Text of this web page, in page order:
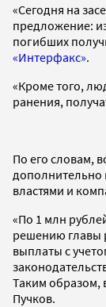
«Сегодня на
предложение:
погибших
«Интерфакс».
«Кроме того,
ранения,
По его словам,
властями и
«По 1 млн
решению главы
выплаты с
Таким образом,
Пучков.